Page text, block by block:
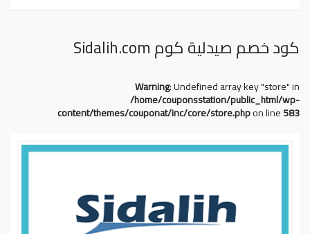
كود خصم صيدلية كوم Sidalih.com
Warning: Undefined array key "store" in
/home/couponsstation/public_html/wp-
content/themes/couponat/inc/core/store.phpon line583